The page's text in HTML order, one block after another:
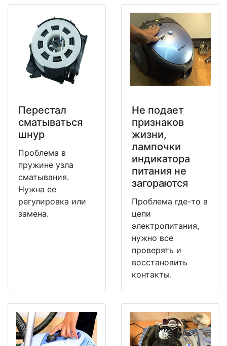
Перестал
сматываться
шнур
Проблема в
пружине узла
сматывания.
Нужна ее
регулировка или
замена.
Не подает
признаков
жизни,
лампочки
индикатора
питания не
загораются
Проблема где-то в
цепи
электропитания,
нужно все
проверять и
восстановить
контакты.